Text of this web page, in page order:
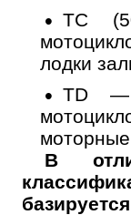
ТС
лодки
TD —
В
Онлайн